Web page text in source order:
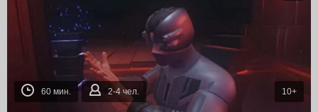
60 мин. 2-4 чел. 10+